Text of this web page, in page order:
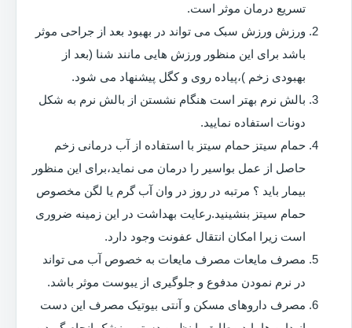
تسریع درمان موثر است.
ورزش ورزش سبک می تواند در بهبود بعد از جراحی موثر
باشد برای این منظور ورزش هایی مانند شنا (بعد از
بهبودی زخم )،پیاده روی و کگل پیشنهاد می شود.
بالش نرم بهتر است هنگام نشستن از بالش نرم به شکل
دونات استفاده نمایید.
حمام سیتز حمام سیتز با استفاده از آب درمانی زخم
حاصل از عمل بواسیر را درمان می نماید،برای این منظور
بیمار باید ؟ مرتبه در روز در وان آب گرم یا لگن مخصوص
حمام سیتز بنشینید.رعایت بهداشت در این زمینه ضروری
است زیرا امکان انتقال عفونت وجود دارد.
مصرف مایعات مصرف مایعات به خصوص آب می تواند
در نرم نمودن مدفوع و جلوگیری از یبوست موثر باشد.
مصرف داروهای مسکن و آنتی بیوتیک مصرف این دست